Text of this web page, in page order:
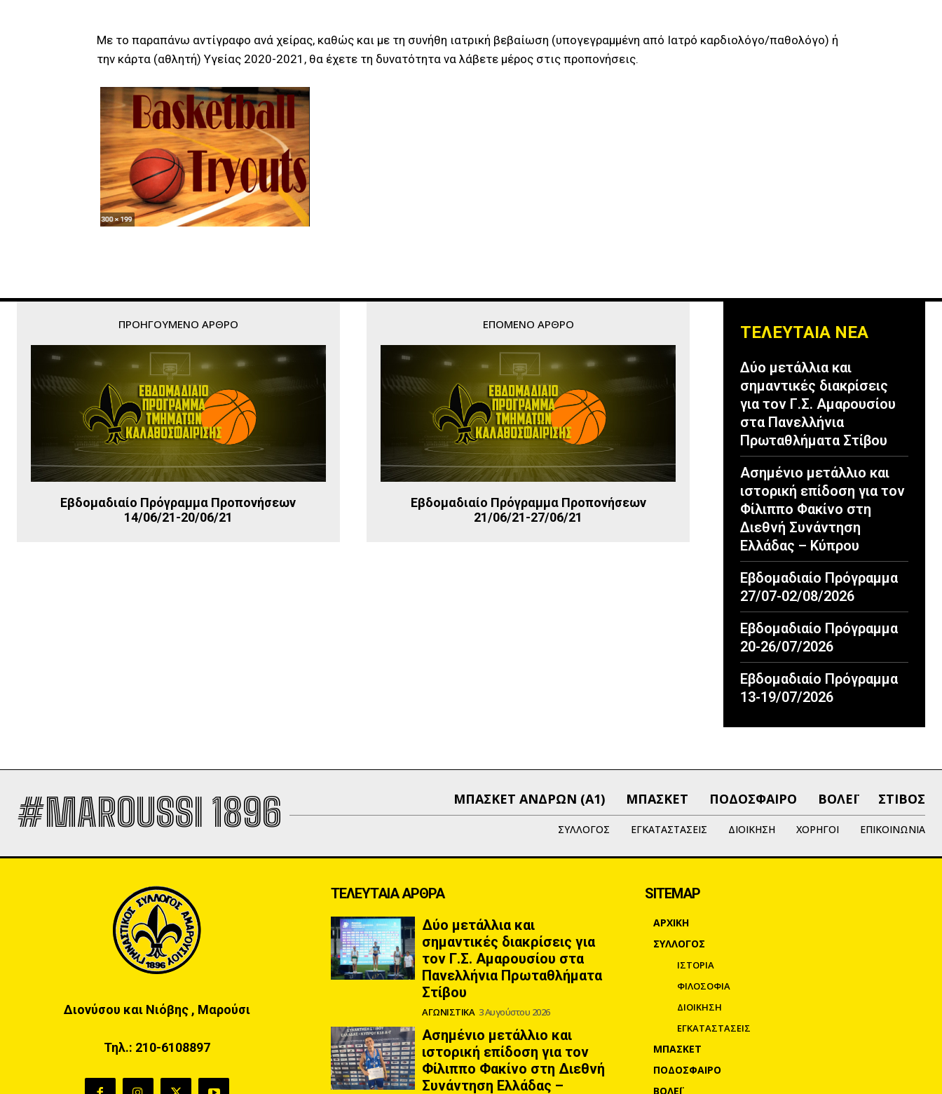
Με τo παραπάνω αντίγραφo ανά χείρας, καθώς και με τη συνήθη ιατρική βεβαίωση (υπογεγραμμένη από Ιατρό καρδιολόγο/παθολόγο) ή
την κάρτα (αθλητή) Υγείας 2020-2021, θα έχετε τη δυνατότητα να λάβετε μέρος στις προπονήσεις.
ΠΡΟΗΓΟΎΜΕΝΟ ΆΡΘΡΟ
Εβδομαδιαίο Πρόγραμμα Προπονήσεων
14/06/21-20/06/21
ΕΠΌΜΕΝΟ ΆΡΘΡΟ
Εβδομαδιαίο Πρόγραμμα Προπονήσεων
21/06/21-27/06/21
ΤΕΛΕΥΤΑΙΑ ΝΕΑ
Δύο μετάλλια και
σημαντικές διακρίσεις
για τον Γ.Σ. Αμαρουσίου
στα Πανελλήνια
Πρωταθλήματα Στίβου
Ασημένιο μετάλλιο και
ιστορική επίδοση για τον
Φίλιππο Φακίνο στη
Διεθνή Συνάντηση
Ελλάδας – Κύπρου
Εβδομαδιαίο Πρόγραμμα
27/07-02/08/2026
Εβδομαδιαίο Πρόγραμμα
20-26/07/2026
Εβδομαδιαίο Πρόγραμμα
13-19/07/2026
#MAROUSSI 1896 ΜΠΑΣΚΕΤ ΑΝΔΡΩΝ (Α1) ΜΠΑΣΚΕΤ ΠΟΔΟΣΦΑΙΡΟ ΒΟΛΕΪ ΣΤΙΒΟΣ
ΣΥΛΛΟΓΟΣ ΕΓΚΑΤΑΣΤΑΣΕΙΣ ΔΙΟΙΚΗΣΗ ΧΟΡΗΓΟΙ ΕΠΙΚΟΙΝΩΝΙΑ
Διονύσου και Νιόβης , Μαρούσι
Τηλ.: 210-6108897
ΤΕΛΕΥΤΑΙΑ ΑΡΘΡΑ
Δύο μετάλλια και
σημαντικές διακρίσεις για
τον Γ.Σ. Αμαρουσίου στα
Πανελλήνια Πρωταθλήματα
Στίβου
ΑΓΩΝΙΣΤΙΚΑ 3 Αυγούστου 2026
Ασημένιο μετάλλιο και
ιστορική επίδοση για τον
Φίλιππο Φακίνο στη Διεθνή
Συνάντηση Ελλάδας –
SITEMAP
ΑΡΧΙΚΗ
ΣΥΛΛΟΓΟΣ
ΙΣΤΟΡΙΑ
ΦΙΛΟΣΟΦΙΑ
ΔΙΟΙΚΗΣΗ
ΕΓΚΑΤΑΣΤΑΣΕΙΣ
ΜΠΑΣΚΕΤ
ΠΟΔΟΣΦΑΙΡΟ
ΒΟΛΕΪ